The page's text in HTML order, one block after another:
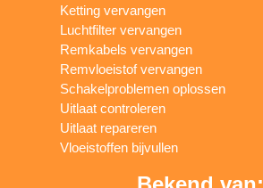
Ketting vervangen
Luchtfilter vervangen
Remkabels vervangen
Remvloeistof vervangen
Schakelproblemen oplossen
Uitlaat controleren
Uitlaat repareren
Vloeistoffen bijvullen